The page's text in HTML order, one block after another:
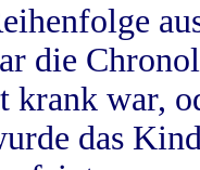
die
krank war,
das